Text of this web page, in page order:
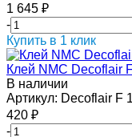
1 645 ₽
-
Купить в 1 клик
Клей NMC Decoflair
В наличии
Артикул: Decoflair F
420 ₽
-